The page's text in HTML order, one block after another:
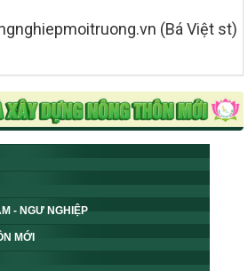
(Bá Việt st)
- NGƯ NGHIỆP
MỚI